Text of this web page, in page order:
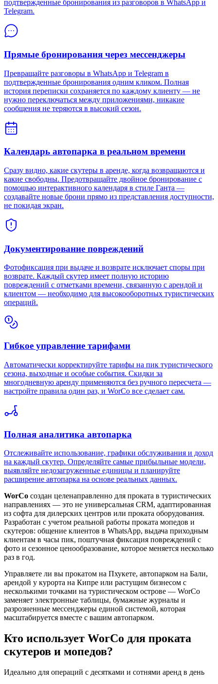
подтвержденные бронирования из разговоров в WhatsApp и
Telegram.
Прямые бронирования через мессенджеры
Превращайте разговоры в WhatsApp и Telegram в
подтвержденные бронирования одним кликом. Полная
история переписки сохраняется по каждому клиенту — не
нужно переключаться между приложениями, никакие
сообщения не теряются в высокий сезон.
Календарь автопарка в реальном времени
Сразу видно, какие скутеры в аренде, когда возвращаются и
какие свободны. Предотвращайте двойное бронирование с
помощью интерактивного календаря в стиле Ганта —
создавайте новые брони прямо из представления доступности,
не покидая экран.
Документирование повреждений
Фотофиксация при выдаче и возврате исключает споры при
возврате. Каждый скутер имеет полную историю
повреждений с отметками времени, связанную с арендой и
клиентом — необходимо для высокооборотных туристических
операций.
Гибкое управление тарифами
Автоматически корректируйте тарифы на пик туристического
сезона, выходные и особые события. Скидки за
многодневную аренду применяются без ручного пересчета —
настройте правила один раз, и WorCo все сделает сам.
Полная аналитика автопарка
Отслеживайте использование, графики обслуживания и доход
на каждый скутер. Определяйте самые прибыльные модели,
выявляйте недозагруженные единицы и планируйте
расширение автопарка на основе реальных данных.
WorCo создан целенаправленно для проката в туристических
направлениях — это не универсальная CRM, адаптированная
из софта для дилерских центров или проката оборудования.
Разработан с учетом реальной работы проката мопедов и
скутеров: общение клиентов в WhatsApp, выдача приходным
клиентам в часы пик, поштучная фиксация повреждений с
фото и сезонное ценообразование, которое меняется несколько
раз в год.
Управляете ли вы прокатом на Пхукете, автопарком на Бали,
арендой у курорта на Кипре или растущим бизнесом с
несколькими точками на туристическом острове — WorCo
заменяет электронные таблицы, бумажные журналы и
разрозненные мессенджеры единой системой, которая
масштабируется вместе с вашим автопарком.
Кто использует WorCo для проката
скутеров и мопедов?
Идеально для операций с десятками и сотнями аренд в день